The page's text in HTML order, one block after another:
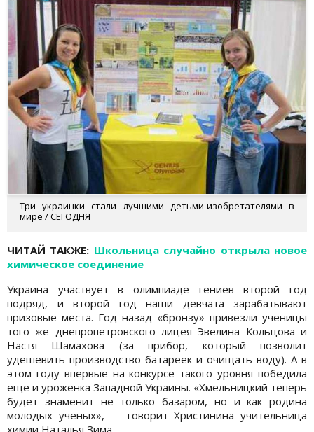
Три украинки стали лучшими детьми-изобретателями в
мире / СЕГОДНЯ
ЧИТАЙ ТАКЖЕ: Школьница случайно открыла новое
химическое соединение
Украина участвует в олимпиаде гениев второй год
подряд, и второй год наши девчата зарабатывают
призовые места. Год назад «бронзу» привезли ученицы
того же днепропетровского лицея Эвелина Кольцова и
Настя Шамахова (за прибор, который позволит
удешевить производство батареек и очищать воду). А в
этом году впервые на конкурсе такого уровня победила
еще и уроженка Западной Украины. «Хмельницкий теперь
будет знаменит не только базаром, но и как родина
молодых ученых», — говорит Христинина учительница